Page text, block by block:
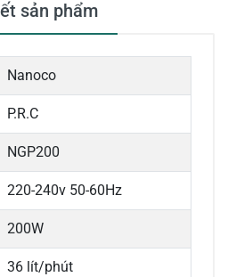
sản phẩm
Nanoco
P.R.C
NGP200
220-240v 50-60Hz
200W
36 lít/phút